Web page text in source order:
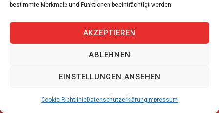
bestimmte Merkmale und Funktionen beeinträchtigt werden.
AKZEPTIEREN
ABLEHNEN
EINSTELLUNGEN ANSEHEN
Cookie-RichtlinieDatenschutzerklärung Impressum
Rekrutierungswege
8. Mai 2026
Schweizer KMU Fachkräfte schnell